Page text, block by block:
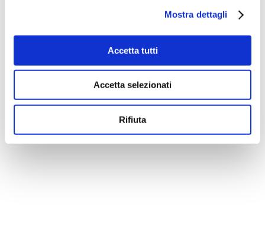
Mostra dettagli
Accetta tutti
Accetta selezionati
Rifiuta